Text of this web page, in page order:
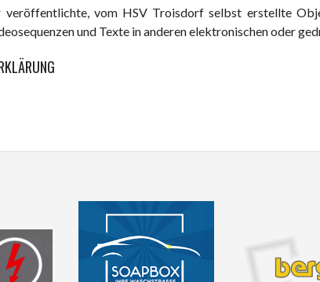
vom HSV Troisdorf selbst erstellte
und Texte in anderen elektronischen oder